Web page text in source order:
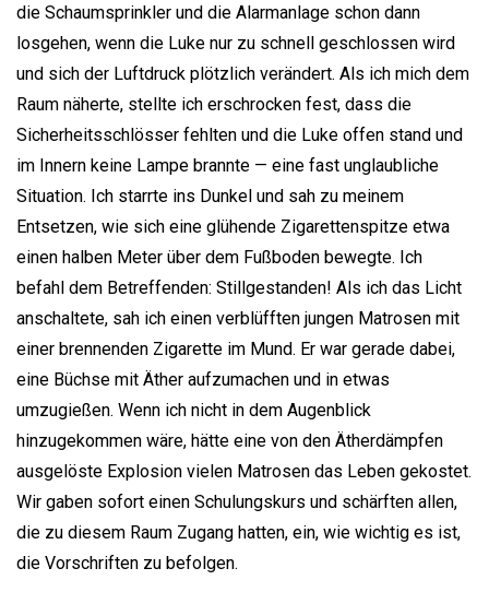
die Schaumsprinkler und die Alarmanlage schon dann
losgehen, wenn die Luke nur zu schnell geschlossen wird
und sich der Luftdruck plötzlich verändert. Als ich mich dem
Raum näherte, stellte ich erschrocken fest, dass die
Sicherheitsschlösser fehlten und die Luke offen stand und
im Innern keine Lampe brannte — eine fast unglaubliche
Situation. Ich starrte ins Dunkel und sah zu meinem
Entsetzen, wie sich eine glühende Zigarettenspitze etwa
einen halben Meter über dem Fußboden bewegte. Ich
befahl dem Betreffenden: Stillgestanden! Als ich das Licht
anschaltete, sah ich einen verblüfften jungen Matrosen mit
einer brennenden Zigarette im Mund. Er war gerade dabei,
eine Büchse mit Äther aufzumachen und in etwas
umzugießen. Wenn ich nicht in dem Augenblick
hinzugekommen wäre, hätte eine von den Ätherdämpfen
ausgelöste Explosion vielen Matrosen das Leben gekostet.
Wir gaben sofort einen Schulungskurs und schärften allen,
die zu diesem Raum Zugang hatten, ein, wie wichtig es ist,
die Vorschriften zu befolgen.